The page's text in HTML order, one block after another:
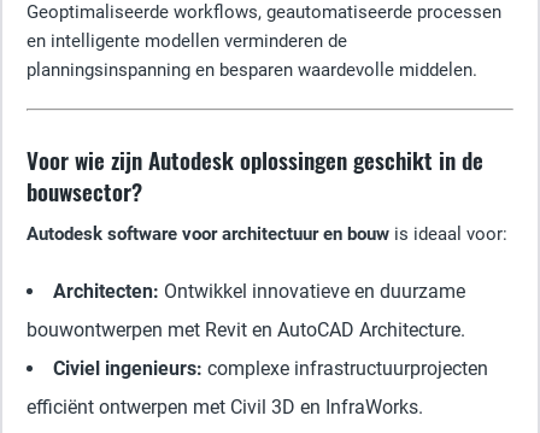
Geoptimaliseerde workflows, geautomatiseerde processen
en intelligente modellen verminderen de
planningsinspanning en besparen waardevolle middelen.
Voor wie zijn Autodesk oplossingen geschikt in de
bouwsector?
Autodesk software voor architectuur en bouw is ideaal voor:
Architecten: Ontwikkel innovatieve en duurzame
bouwontwerpen met Revit en AutoCAD Architecture.
Civiel ingenieurs: complexe infrastructuurprojecten
efficiënt ontwerpen met Civil 3D en InfraWorks.